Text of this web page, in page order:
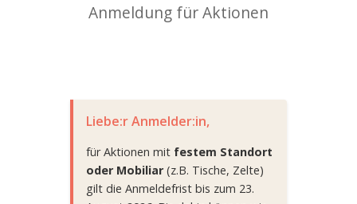
Anmeldung für Aktionen
Liebe:r Anmelder:in,
für Aktionen mit festem Standort
oder Mobiliar (z.B. Tische, Zelte)
gilt die Anmeldefrist bis zum 23.